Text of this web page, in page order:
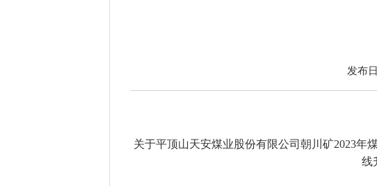
发布
关于平顶山天安煤业股份有限公司朝川矿2023年
线